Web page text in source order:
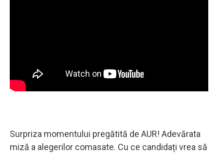
Surpriza momentului pregătită de AUR! Adevărata
miză a alegerilor comasate. Cu ce candidați vrea să